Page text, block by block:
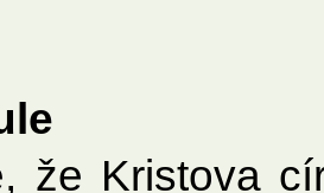
že Kristova